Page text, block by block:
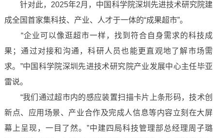
针对此，2025年2月，中国科学院深圳先进技术研究院建
成全国首家集科技、产业、人才于一体的“成果超市”。
“企业可以像逛超市一样，找到符合自身需求的科技成
果；通过对接和沟通，科研人员也能更直观地了解市场需
求。”中国科学院深圳先进技术研究院产业发展中心主任毕亚
雷说。
“我们通过超市内的感应装置扫描卡片上条形码，技术创
新点、应用场景、产业合作及完成人信息等内容立刻在大屏
幕上呈现，一目了然。”中建四局科技管理部总经理周子璐